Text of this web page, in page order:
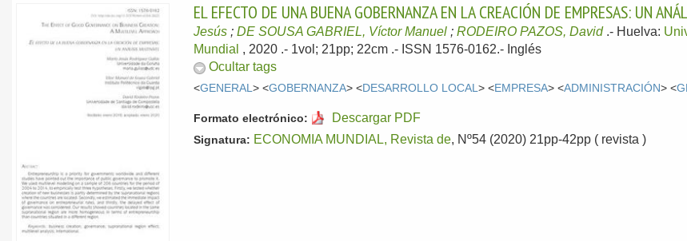
EL EFECTO DE UNA BUENA GOBERNANZA EN LA CREACIÓN DE EMPRESAS: UN
Jesús ;DE SOUSA GABRIEL, Víctor Manuel ;RODEIRO PAZOS, David .- Huelva:
Mundial , 2020 .- 1vol; 21pp; 22cm .- ISSN 1576-0162.- Inglés
Ocultar tags
<GENERAL> <GOBERNANZA> <DESARROLLO LOCAL> <EMPRESA> <ADMINISTRACIÓN> <
Formato electrónico: Descargar PDF
Signatura: ECONOMIA MUNDIAL, Revista de, Nº54 (2020) 21pp-42pp ( revista )